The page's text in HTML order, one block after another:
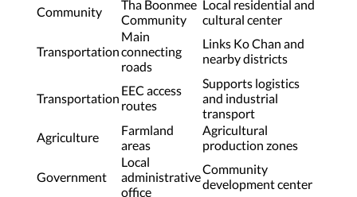
Community
Tha Boonmee
Community
Local residential and
cultural center
Transportation
Main
connecting
roads
Links Ko Chan and
nearby districts
Transportation
EEC access
routes
Supports logistics
and industrial
transport
Agriculture
Farmland
areas
Agricultural
production zones
Government
Local
administrative
office
Community
development center